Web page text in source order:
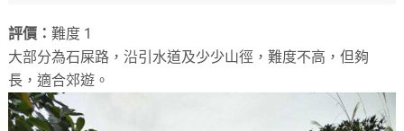
評價：難度 1
大部分為石屎路，沿引水道及少少山徑，難度不高，但夠
長，適合郊遊。